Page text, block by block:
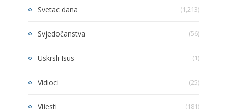
Svetac dana (1,213)
Svjedočanstva (56)
Uskrsli Isus (1)
Vidioci (25)
Vijesti (181)